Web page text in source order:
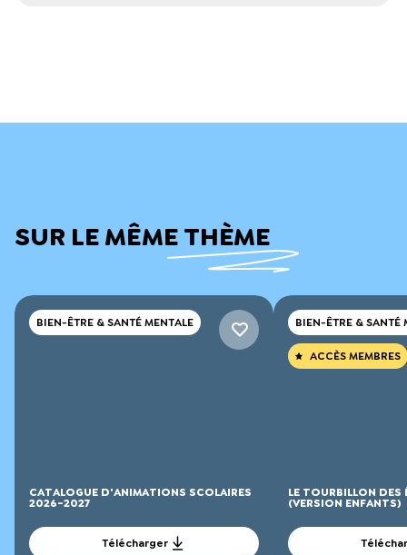
SUR LE MÊME THÈME
BIEN-ÊTRE & SANTÉ MENTALE
CATALOGUE D'ANIMATIONS SCOLAIRES
2026-2027
Télécharger
BIEN-ÊTRE & SANTÉ
ACCÈS MEMBRES
LE TOURBILLON
(VERSION ENFANTS)